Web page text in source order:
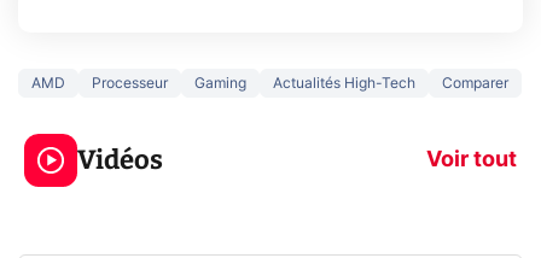
AMD Processeur Gaming Actualités High-Tech Comparer
Vidéos Voir tout
3 écrans en 1 pour
319€ ? Voici L'AOC
CQ32G4ZA !
5
prochaine